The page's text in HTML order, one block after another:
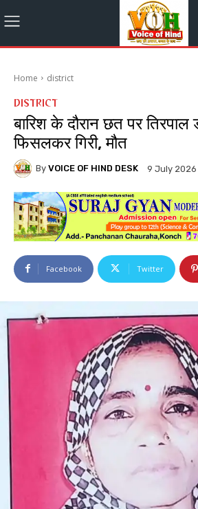
Home district
DISTRICT
बारिश के दौरान छत पर तिरपाल
फिसलकर गिरी, मौत
By VOICE OF HIND DESK 9 July 2026
Facebook Twitter